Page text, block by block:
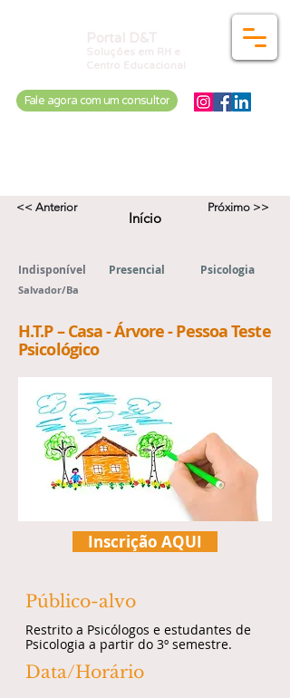
Fale agora com um consultor
<< Anterior
Início
Próximo >>
Indisponível Presencial Psicologia
Salvador/Ba
H.T.P – Casa - Árvore - Pessoa Teste
Psicológico
Inscrição AQUI
Público-alvo
Restrito a Psicólogos e estudantes de
Psicologia a partir do 3º semestre.
Data/Horário